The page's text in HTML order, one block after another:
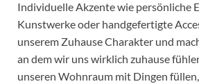
Individuelle Akzente wie persönliche
Kunstwerke oder handgefertigte
unserem Zuhause Charakter und
an dem wir uns wirklich zuhause
unseren Wohnraum mit Dingen